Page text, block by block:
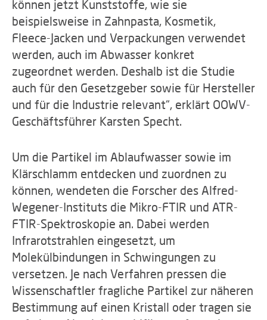
können jetzt Kunststoffe, wie sie
beispielsweise in Zahnpasta, Kosmetik,
Fleece-Jacken und Verpackungen verwendet
werden, auch im Abwasser konkret
zugeordnet werden. Deshalb ist die Studie
auch für den Gesetzgeber sowie für Hersteller
und für die Industrie relevant“, erklärt OOWV-
Geschäftsführer Karsten Specht.
Um die Partikel im Ablaufwasser sowie im
Klärschlamm entdecken und zuordnen zu
können, wendeten die Forscher des Alfred-
Wegener-Instituts die Mikro-FTIR und ATR-
FTIR-Spektroskopie an. Dabei werden
Infrarotstrahlen eingesetzt, um
Molekülbindungen in Schwingungen zu
versetzen. Je nach Verfahren pressen die
Wissenschaftler fragliche Partikel zur näheren
Bestimmung auf einen Kristall oder tragen sie